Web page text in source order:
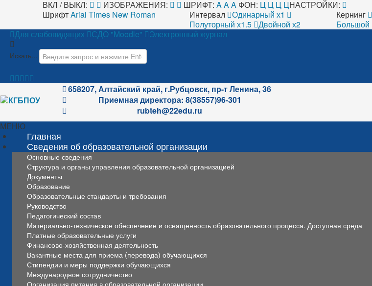
ВКЛ / ВЫКЛ: ИЗОБРАЖЕНИЯ: ШРИФТ: AAA ФОН: Ц Ц Ц ЦНАСТРОЙКИ:
ШрифтArial Times New Roman Интервал
Одинарный х1
Полуторный х1.5
Двойной х2
Кернинг
Большой
Для слабовидящих
СДО "Moodle" Электронный журнал
Искать...
658207, Алтайский край, г.Рубцовск, пр-т Ленина, 36
Приемная директора: 8(38557)96-301
rubteh@22edu.ru
МЕНЮ
Главная
Сведения об образовательной организации
Основные сведения
Структура и органы управления образовательной организацией
Документы
Образование
Образовательные стандарты и требования
Руководство
Педагогический состав
Материально-техническое обеспечение и оснащенность образовательного процесса. Доступная среда
Платные образовательные услуги
Финансово-хозяйственная деятельность
Вакантные места для приема (перевода) обучающихся
Стипендии и меры поддержки обучающихся
Международное сотрудничество
Организация питания в образовательной организации